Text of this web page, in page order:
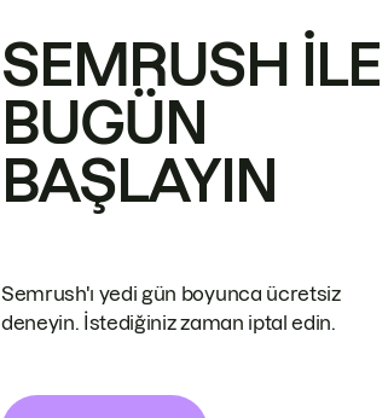
SEMRUSH ILE
BUGÜN
BAŞLAYIN
Semrush'ı yedi gün boyunca ücretsiz
deneyin. İstediğiniz zaman iptal edin.